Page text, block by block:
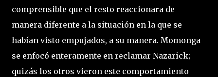
comprensible que el resto reaccionara de
manera diferente a la situación en la que se
habían visto empujados, a su manera. Momonga
se enfocó enteramente en reclamar Nazarick;
quizás los otros vieron este comportamiento